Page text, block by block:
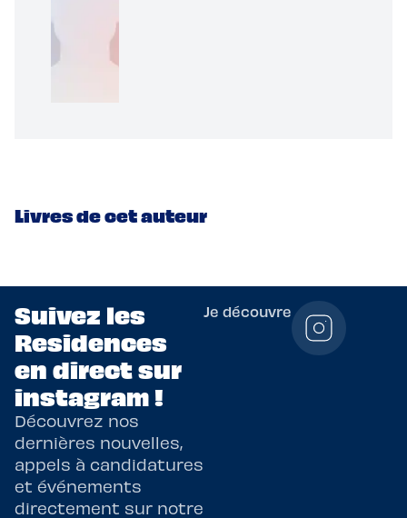
Livres de cet auteur
Suivez les
Residences
en direct sur
instagram !
Découvrez nos
dernières nouvelles,
appels à candidatures
et événements
directement sur notre
Je découvre